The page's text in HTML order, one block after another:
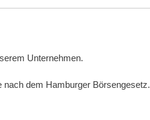
Unternehmen.
dem Hamburger Börsengesetz.